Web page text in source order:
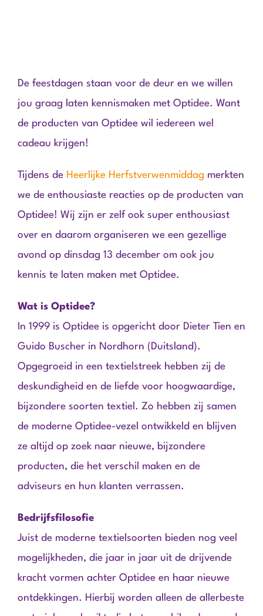
De feestdagen staan voor de deur en we willen
jou graag laten kennismaken met Optidee. Want
de producten van Optidee wil iedereen wel
cadeau krijgen!
Tijdens de Heerlijke Herfstverwenmiddag merkten
we de enthousiaste reacties op de producten van
Optidee! Wij zijn er zelf ook super enthousiast
over en daarom organiseren we een gezellige
avond op dinsdag 13 december om ook jou
kennis te laten maken met Optidee.
Wat is Optidee?
In 1999 is Optidee is opgericht door Dieter Tien en
Guido Buscher in Nordhorn (Duitsland).
Opgegroeid in een textielstreek hebben zij de
deskundigheid en de liefde voor hoogwaardige,
bijzondere soorten textiel. Zo hebben zij samen
de moderne Optidee-vezel ontwikkeld en blijven
ze altijd op zoek naar nieuwe, bijzondere
producten, die het verschil maken en de
adviseurs en hun klanten verrassen.
Bedrijfsfilosofie
Juist de moderne textielsoorten bieden nog veel
mogelijkheden, die jaar in jaar uit de drijvende
kracht vormen achter Optidee en haar nieuwe
ontdekkingen. Hierbij worden alleen de allerbeste